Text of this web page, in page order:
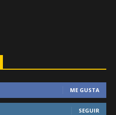
ME GUSTA
SEGUIR